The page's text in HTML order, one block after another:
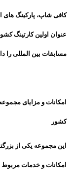
کافی شاپ، پارکینگ
عنوان اولین کارتینگ
مسابقات بین المللی را
امکانات و مزایای
کشور
این مجموعه یکی از
امکانات و خدمات مربوط